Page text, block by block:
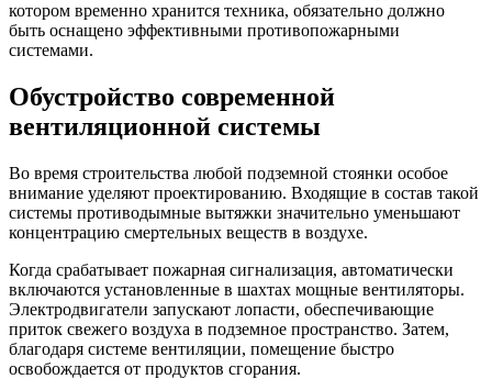
котором временно хранится техника, обязательно должно
быть оснащено эффективными противопожарными
системами.
Обустройство современной
вентиляционной системы
Во время строительства любой подземной стоянки особое
внимание уделяют проектированию. Входящие в состав такой
системы противодымные вытяжки значительно уменьшают
концентрацию смертельных веществ в воздухе.
Когда срабатывает пожарная сигнализация, автоматически
включаются установленные в шахтах мощные вентиляторы.
Электродвигатели запускают лопасти, обеспечивающие
приток свежего воздуха в подземное пространство. Затем,
благодаря системе вентиляции, помещение быстро
освобождается от продуктов сгорания.